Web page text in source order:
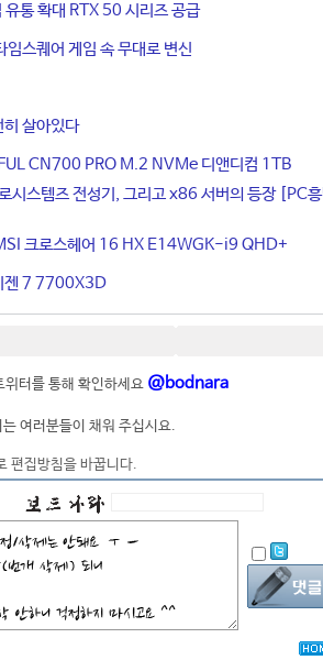
통 확대 RTX 50 시리즈 공급
스퀘어 게임 속 무대로 변신
살아있다
CN700 PRO M.2 NVMe 디앤디컴 1TB
시스템즈 전성기, 그리고 x86 서버의 등장 [PC
크로스헤어 16 HX E14WGK-i9 QHD+
젠 7 7700X3D
터를 통해 확인하세요 @bodnara
여러분들이 채워 주십시요.
편집방침을 바꿉니다.